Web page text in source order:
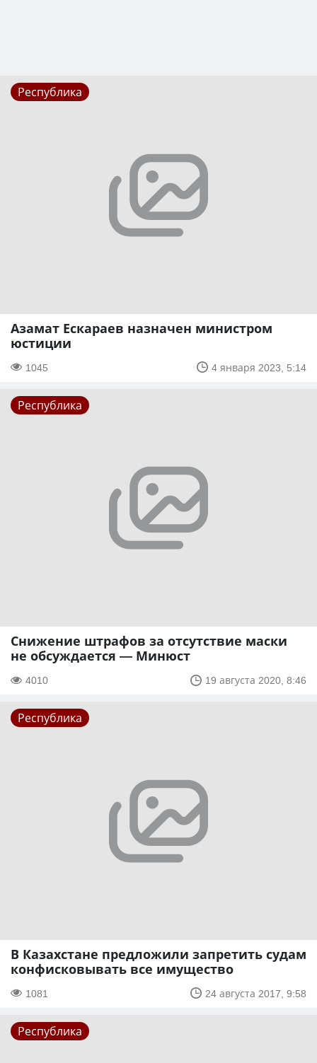
Республика
Азамат Ескараев назначен министром
юстиции
1045 4 января 2023, 5:14
Республика
Снижение штрафов за отсутствие маски
не обсуждается — Минюст
4010 19 августа 2020, 8:46
Республика
В Казахстане предложили запретить судам
конфисковывать все имущество
1081 24 августа 2017, 9:58
Республика